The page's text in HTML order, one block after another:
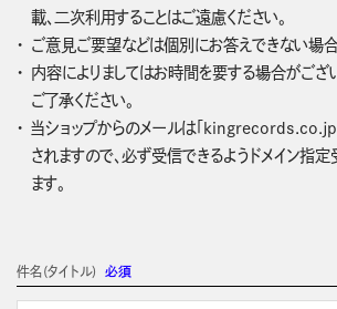
載、二次利用することはご遠慮ください。
ご意見ご要望などは個別にお答えできない場合
内容によりましてはお時間を要する場合がござ
ご了承ください。
当ショップからのメールは「kingrecords.co.jp
されますので、必ず受信できるようドメイン指
ます。
件名(タイトル) 必須